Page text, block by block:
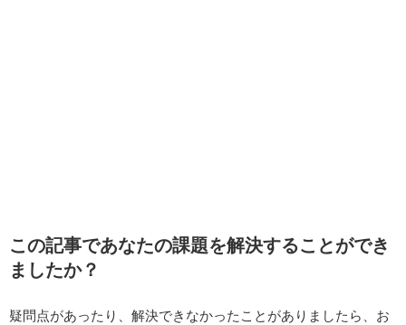
この記事であなたの課題を解決することができ
ましたか？
疑問点があったり、解決できなかったことがありましたら、お